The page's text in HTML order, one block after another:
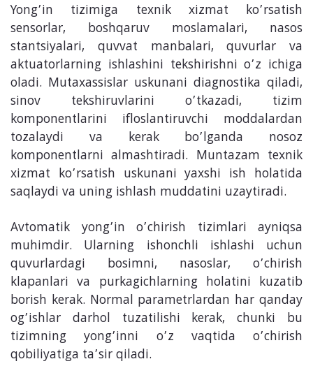
Yong’in tizimiga texnik xizmat ko’rsatish
sensorlar, boshqaruv moslamalari, nasos
stantsiyalari, quvvat manbalari, quvurlar va
aktuatorlarning ishlashini tekshirishni o’z ichiga
oladi. Mutaxassislar uskunani diagnostika qiladi,
sinov tekshiruvlarini o’tkazadi, tizim
komponentlarini ifloslantiruvchi moddalardan
tozalaydi va kerak bo’lganda nosoz
komponentlarni almashtiradi. Muntazam texnik
xizmat ko’rsatish uskunani yaxshi ish holatida
saqlaydi va uning ishlash muddatini uzaytiradi.
Avtomatik yong’in o’chirish tizimlari ayniqsa
muhimdir. Ularning ishonchli ishlashi uchun
quvurlardagi bosimni, nasoslar, o’chirish
klapanlari va purkagichlarning holatini kuzatib
borish kerak. Normal parametrlardan har qanday
og’ishlar darhol tuzatilishi kerak, chunki bu
tizimning yong’inni o’z vaqtida o’chirish
qobiliyatiga ta’sir qiladi.